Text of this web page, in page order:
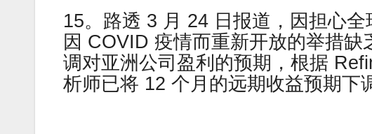
15。路透 3 月 24 日报道，因担心
因 COVID 疫情而重新开放的举措
调对亚洲公司盈利的预期，根据
析师已将 12 个月的远期收益预期下